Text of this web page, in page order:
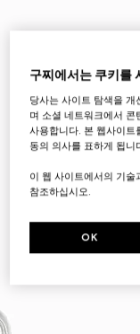
구찌에서는 쿠키를
당사는 사이트 탐색을
며 소셜 네트워크에서
사용합니다. 본 웹사이트
동의 의사를 표하게 됩니
이 웹 사이트에서의 기
참조하십시오.
OK